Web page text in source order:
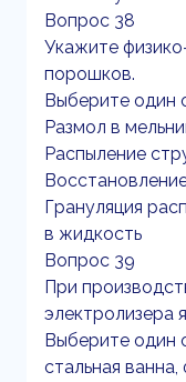
Вопрос 38
Укажите
порошков.
Выберите один
Размол в
Распыление
Грануляция
в жидкость
Вопрос 39
При
электролизера
Выберите один
стальная